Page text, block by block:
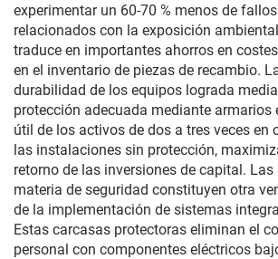
experimentar un 60-70 % menos de
relacionados con la exposición
traduce en importantes ahorros en
en el inventario de piezas de recambio.
durabilidad de los equipos lograda
protección adecuada mediante armarios
útil de los activos de dos a tres veces en
las instalaciones sin protección,
retorno de las inversiones de capital. Las
materia de seguridad constituyen otra
de la implementación de sistemas
Estas carcasas protectoras eliminan el
personal con componentes eléctricos